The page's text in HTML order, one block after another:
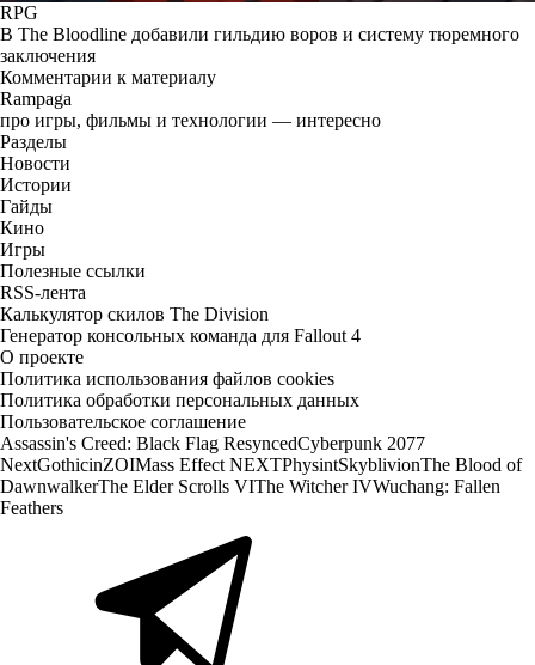
RPG
В The Bloodline добавили гильдию воров и систему тюремного
заключения
Комментарии к материалу
Rampaga
про игры, фильмы и технологии — интересно
Разделы
Новости
Истории
Гайды
Кино
Игры
Полезные ссылки
RSS-лента
Калькулятор скилов The Division
Генератор консольных команда для Fallout 4
О проекте
Политика использования файлов cookies
Политика обработки персональных данных
Пользовательское соглашение
Assassin's Creed: Black Flag ResyncedCyberpunk 2077
NextGothicinZOIMass Effect NEXTPhysintSkyblivionThe Blood of
DawnwalkerThe Elder Scrolls VIThe Witcher IVWuchang: Fallen
Feathers